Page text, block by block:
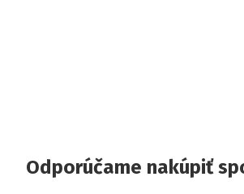
Odporúčame nakúpiť